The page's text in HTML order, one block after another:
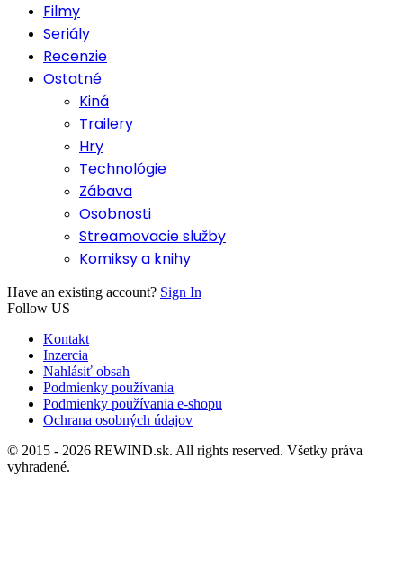
Filmy
Seriály
Recenzie
Ostatné
Kiná
Trailery
Hry
Technológie
Zábava
Osobnosti
Streamovacie služby
Komiksy a knihy
Have an existing account? Sign In
Follow US
Kontakt
Inzercia
Nahlásiť obsah
Podmienky používania
Podmienky používania e-shopu
Ochrana osobných údajov
© 2015 - 2026 REWIND.sk. All rights reserved. Všetky práva
vyhradené.